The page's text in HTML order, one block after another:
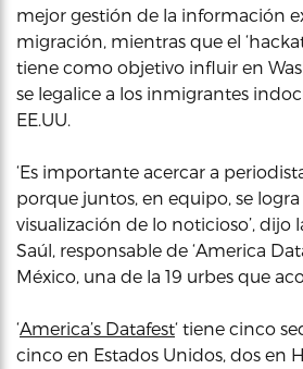
mejor gestión de la información
migración, mientras que el
tiene como objetivo influir en
se legalice a los inmigrantes
EE.UU.
‘Es importante acercar a
porque juntos, en equipo, se
visualización de lo noticioso’, dijo
Saúl, responsable de ‘America
México, una de la 19 urbes que
‘America’s Datafest‘ tiene cinco
cinco en Estados Unidos, dos en